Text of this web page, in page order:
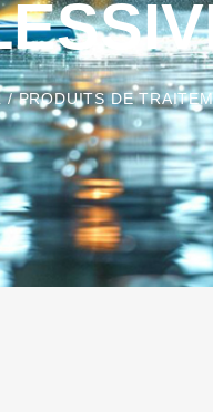
/PRODUITS DE